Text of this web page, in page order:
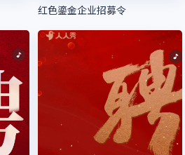
红色鎏金企业招募令